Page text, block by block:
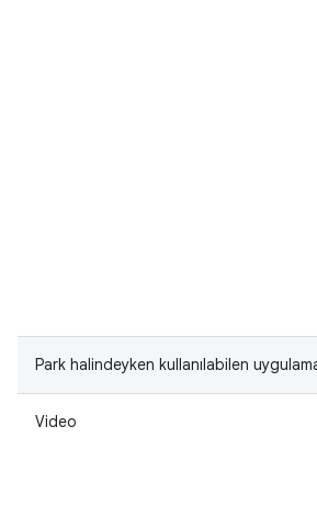
Park halindeyken kullanılabilen
Video